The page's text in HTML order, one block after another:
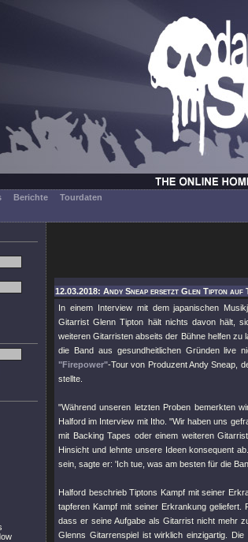
Berichte
Tourdaten
12.03.2018: Andy Sneap ersetzt Glen Tipton auf
In einem Interview mit dem japanischen
Gitarrist Glenn Tipton hält nichts davon hält,
weiteren Gitarristen abseits der Bühne helfen zu
die Band aus gesundheitlichen Gründen live
"Firepower"-Tour von Produzent Andy Sneap,
stellte.
"Während unseren letzten Proben bemerkten
Halford im Interview mit Itho. "Wir haben uns
mit Backing Tapes oder einem weiteren
Hinsicht und lehnte unsere Ideen konsequent
sein, sagte er: 'Ich tue, was am besten für die
Halford beschrieb Tiptons Kampf mit seiner
tapferen Kampf mit seiner Erkrankung geliefert.
dass er seine Aufgabe als Gitarrist nicht mehr
Glenns Gitarrenspiel ist wirklich einzigartig.